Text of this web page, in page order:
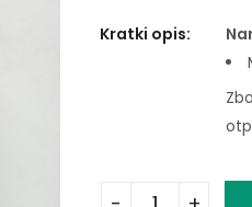
Kratki opis: